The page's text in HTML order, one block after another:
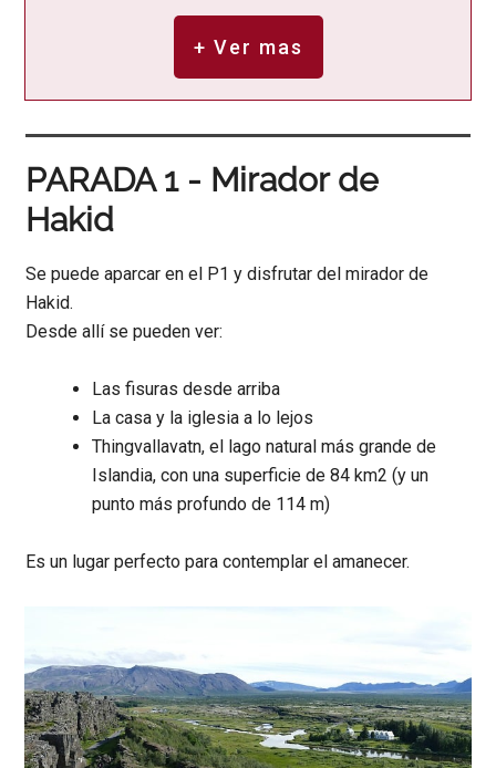
+ Ver mas
PARADA 1 - Mirador de
Hakid
Se puede aparcar en el P1 y disfrutar del mirador de
Hakid.
Desde allí se pueden ver:
Las fisuras desde arriba
La casa y la iglesia a lo lejos
Thingvallavatn, el lago natural más grande de
Islandia, con una superficie de 84 km2 (y un
punto más profundo de 114 m)
Es un lugar perfecto para contemplar el amanecer.